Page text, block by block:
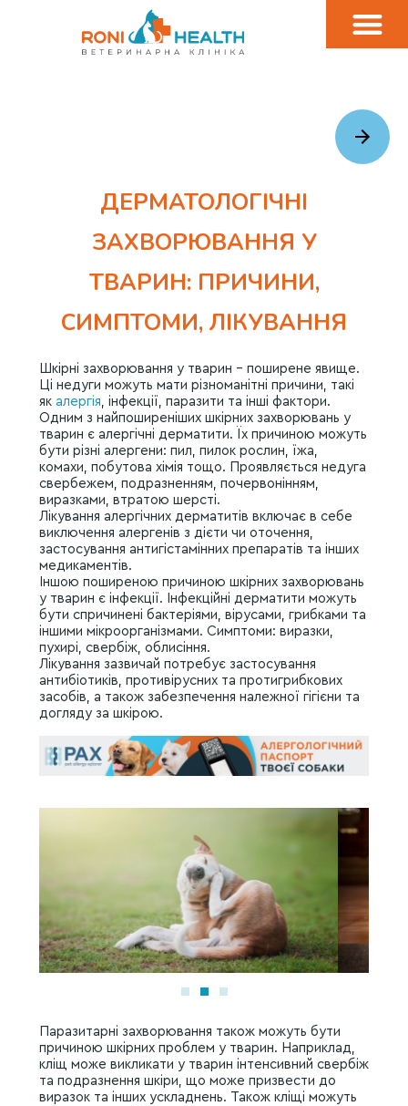
ДЕРМАТОЛОГІЧНІ
ЗАХВОРЮВАННЯ У
ТВАРИН: ПРИЧИНИ,
СИМПТОМИ, ЛІКУВАННЯ
Шкірні захворювання у тварин – поширене явище.
Ці недуги можуть мати різноманітні причини, такі
як алергія , інфекції, паразити та інші фактори.
Одним з найпоширеніших шкірних захворювань у
тварин є алергічні дерматити. Їх причиною можуть
бути різні алергени: пил, пилок рослин, їжа,
комахи, побутова хімія тощо. Проявляється недуга
свербежем, подразненням, почервонінням,
виразками, втратою шерсті.
Лікування алергічних дерматитів включає в себе
виключення алергенів з дієти чи оточення,
застосування антигістамінних препаратів та інших
медикаментів.
Іншою поширеною причиною шкірних захворювань
у тварин є інфекції. Інфекційні дерматити можуть
бути спричинені бактеріями, вірусами, грибками та
іншими мікроорганізмами. Симптоми: виразки,
пухирі, свербіж, облисіння.
Лікування зазвичай потребує застосування
антибіотиків, противірусних та протигрибкових
засобів, а також забезпечення належної гігієни та
догляду за шкірою.
Паразитарні захворювання також можуть бути
причиною шкірних проблем у тварин. Наприклад,
кліщ може викликати у тварин інтенсивний свербіж
та подразнення шкіри, що може призвести до
виразок та інших ускладнень. Також кліщі можуть